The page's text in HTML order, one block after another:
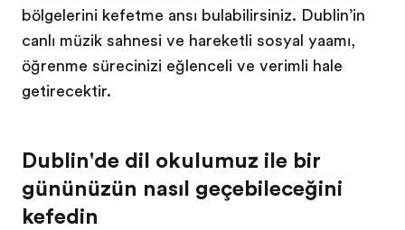
bölgelerini keşfetme şansı bulabilirsiniz. Dublin’in
canlı müzik sahnesi ve hareketli sosyal yaşamı,
öğrenme sürecinizi eğlenceli ve verimli hale
getirecektir.
Dublin'de dil okulumuz ile bir
gününüzün nasıl geçebileceğini
keşfedin